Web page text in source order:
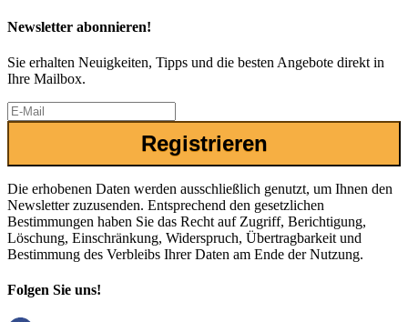
Newsletter abonnieren!
Sie erhalten Neuigkeiten, Tipps und die besten Angebote direkt in
Ihre Mailbox.
Registrieren
Die erhobenen Daten werden ausschließlich genutzt, um Ihnen den
Newsletter zuzusenden. Entsprechend den gesetzlichen
Bestimmungen haben Sie das Recht auf Zugriff, Berichtigung,
Löschung, Einschränkung, Widerspruch, Übertragbarkeit und
Bestimmung des Verbleibs Ihrer Daten am Ende der Nutzung.
Folgen Sie uns!